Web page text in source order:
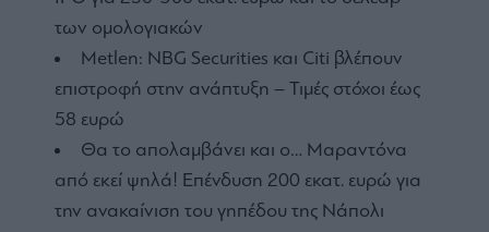
των ομολογιακών
Metlen: NBG Securities και Citi βλέπουν
επιστροφή στην ανάπτυξη – Τιμές στόχοι έως
58 ευρώ
Θα το απολαμβάνει και ο… Μαραντόνα
από εκεί ψηλά! Επένδυση 200 εκατ. ευρώ για
την ανακαίνιση του γηπέδου της Νάπολι